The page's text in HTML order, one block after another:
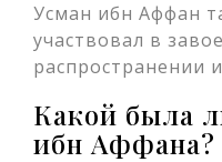
Усман ибн Аффан
участвовал в
распространении
Какой была
ибн Аффана?